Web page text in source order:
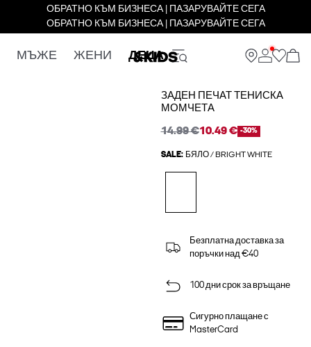
ОБРАТНО КЪМ БИЗНЕСА | ПАЗАРУВАЙТЕ СЕГА
ОБРАТНО КЪМ БИЗНЕСА | ПАЗАРУВАЙТЕ СЕГА
МЪЖЕ ЖЕНИ ДЕЦА
ЗАДЕН ПЕЧАТ ТЕНИСКА
МОМЧЕТА
14.99 €10.49 € -30%
SALE: БЯЛО / BRIGHT WHITE
Безплатна доставка за
поръчки над €40
100 дни срок за връщане
Сигурно плащане с
MasterCard